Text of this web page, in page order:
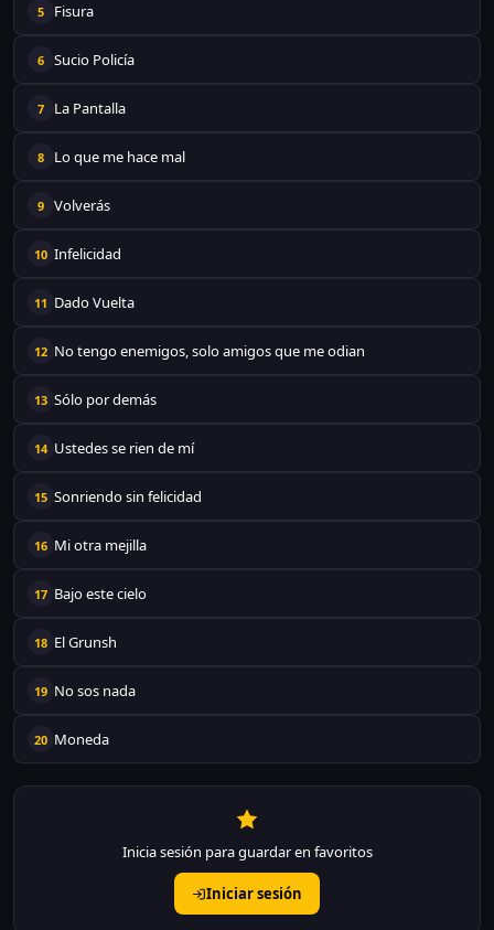
5 Fisura
6 Sucio Policía
7 La Pantalla
8 Lo que me hace mal
9 Volverás
10 Infelicidad
11 Dado Vuelta
12 No tengo enemigos, solo amigos que me odian
13 Sólo por demás
14 Ustedes se rien de mí
15 Sonriendo sin felicidad
16 Mi otra mejilla
17 Bajo este cielo
18 El Grunsh
19 No sos nada
20 Moneda
Inicia sesión para guardar en favoritos
Iniciar sesión